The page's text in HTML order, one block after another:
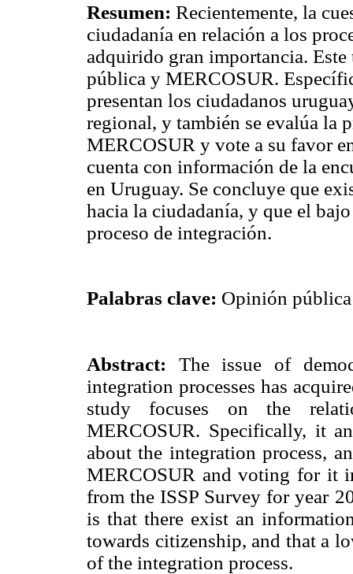
Resumen: Recientemente, la
ciudadanía en relación a los
adquirido gran importancia.
pública y MERCOSUR.
presentan los ciudadanos
regional, y también se evalúa la
MERCOSUR y vote a su favor
cuenta con información de la
en Uruguay. Se concluye que
hacia la ciudadanía, y que el
proceso de integración.
Palabras clave: Opinión
Abstract: The issue of
integration processes has
study focuses on the
MERCOSUR. Specifically, it
about the integration process,
MERCOSUR and voting for it
from the ISSP Survey for year
is that there exist an
towards citizenship, and that a
of the integration process.